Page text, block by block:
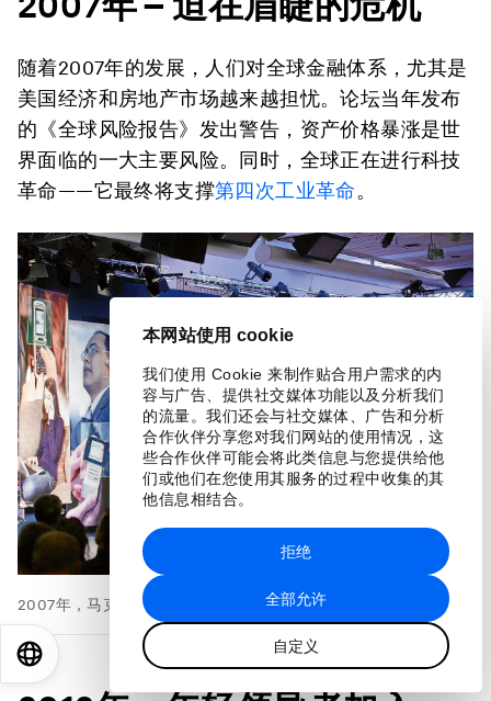
本网站使用 cookie
我们使用 Cookie 来制作贴合用户需求的内
容与广告、提供社交媒体功能以及分析我们
的流量。我们还会与社交媒体、广告和分析
合作伙伴分享您对我们网站的使用情况，这
些合作伙伴可能会将此类信息与您提供给他
们或他们在您使用其服务的过程中收集的其
他信息相结合。
全部允许
自定义
拒绝
随着2007年的发展，人们对全球金融体系，尤其是
美国经济和房地产市场越来越担忧。论坛当年发布
的《全球风险报告》发出警告，资产价格暴涨是世
界面临的一大主要风险。同时，全球正在进行科技
革命——它最终将支撑第四次工业革命。
2007年，马克·扎克伯格（Mark Zuckerberg）成为科技领导者